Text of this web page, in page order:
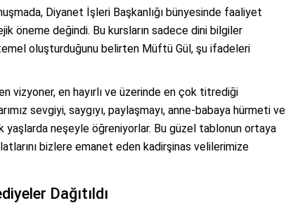
Diyanet İşleri Başkanlığı bünyesinde faaliyet
öneme değindi. Bu kursların sadece dini bilgiler
oluşturduğunu belirten Müftü Gül, şu ifadeleri
vizyoner, en hayırlı ve üzerinde en çok titrediği
sevgiyi, saygıyı, paylaşmayı, anne-babaya hürmeti ve
yaşlarda neşeyle öğreniyorlar. Bu güzel tablonun ortaya
bizlere emanet eden kadirşinas velilerimize
Dağıtıldı